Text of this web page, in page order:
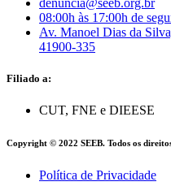
denuncia@seeb.org.br
08:00h às 17:00h de
Av. Manoel Dias da
41900-335
Filiado a:
CUT, FNE e DIEESE
Copyright © 2022 SEEB. Todos os
Política de Privacidade